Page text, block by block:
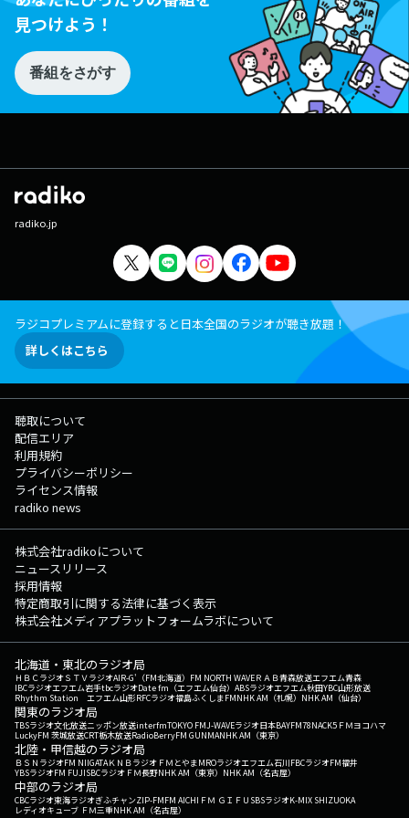
見つけよう！
番組をさがす
radiko.jp
ラジコプレミアムに登録すると日本全国のラジオが聴き放題！
詳しくはこちら
聴取について
配信エリア
利用規約
プライバシーポリシー
ライセンス情報
radiko news
株式会社radikoについて
ニュースリリース
採用情報
特定商取引に関する法律に基づく表示
株式会社メディアプラットフォームラボについて
北海道・東北のラジオ局
ＨＢＣラジオＳＴＶラジオAIR-G'（FM北海道） FM NORTH WAVEＲＡＢ青森放送エフエム青森
IBCラジオエフエム岩手tbcラジオDate fm（エフエム仙台） ABSラジオエフエム秋田YBC山形放送
Rhythm Station エフエム山形RFCラジオ福島ふくしまFMNHK AM（札幌） NHK AM（仙台）
関東のラジオ局
TBSラジオ文化放送ニッポン放送interfmTOKYO FMJ-WAVEラジオ日本BAYFM78NACK5 ＦＭヨコハマ
LuckyFM 茨城放送CRT栃木放送RadioBerryFM GUNMANHK AM（東京）
北陸・甲信越のラジオ局
ＢＳＮラジオFM NIIGATAＫＮＢラジオ ＦＭとやまMROラジオエフエム石川FBCラジオFM福井
YBSラジオFM FUJISBCラジオ ＦＭ長野NHK AM（東京） NHK AM（名古屋）
中部のラジオ局
CBCラジオ東海ラジオぎふチャンZIP-FMFM AICHI ＦＭ ＧＩＦＵ SBSラジオK-MIX SHIZUOKA
レディオキューブ ＦＭ三重NHK AM（名古屋）